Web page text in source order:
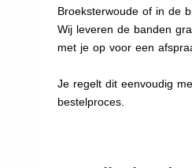
Broeksterwoude of in de
Wij leveren de banden
met je op voor een
Je regelt dit eenvoudig
bestelproces.